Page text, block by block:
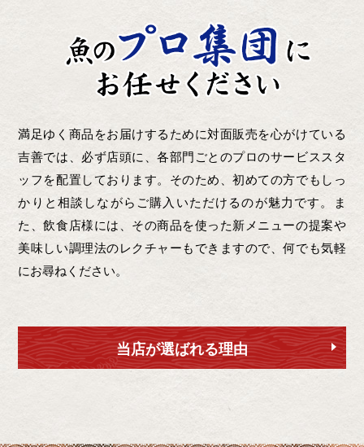
満足ゆく商品をお届けするために対面販売を心がけている
吉善では、必ず店頭に、各部門ごとのプロのサービススタ
ッフを配置しております。そのため、初めての方でもしっ
かりと相談しながらご購入いただけるのが魅力です。ま
た、飲食店様には、その商品を使った新メニューの提案や
美味しい調理法のレクチャーもできますので、何でも気軽
にお尋ねください。
当店が選ばれる理由